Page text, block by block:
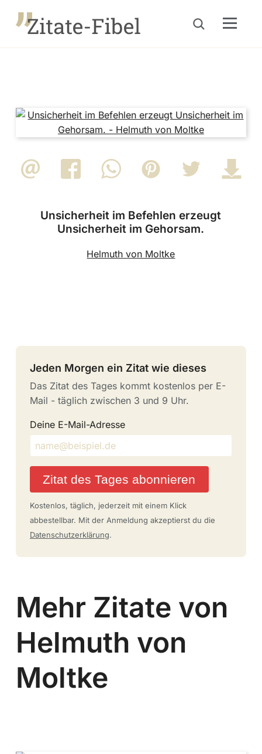
Suche öffnenMenu
Unsicherheit im Befehlen erzeugt
Unsicherheit im Gehorsam.
Helmuth von Moltke
Jeden Morgen ein Zitat wie dieses
Das Zitat des Tages kommt kostenlos per E-
Mail - täglich zwischen 3 und 9 Uhr.
Deine E-Mail-Adresse
Zitat des Tages abonnieren
Kostenlos, täglich, jederzeit mit einem Klick
abbestellbar. Mit der Anmeldung akzeptierst du die
Datenschutzerklärung.
Mehr Zitate von
Helmuth von
Moltke